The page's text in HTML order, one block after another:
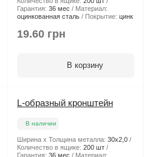
Гарантия: 36 мес
Материал:
оцинкованная сталь
Покрытие: цинк
19.60 грн
В корзину
L-образный кронштейн
В наличии
Ширина х Толщина металла: 30х2,0
Количество в ящике: 200 шт
Гарантия: 36 мес
Материал: